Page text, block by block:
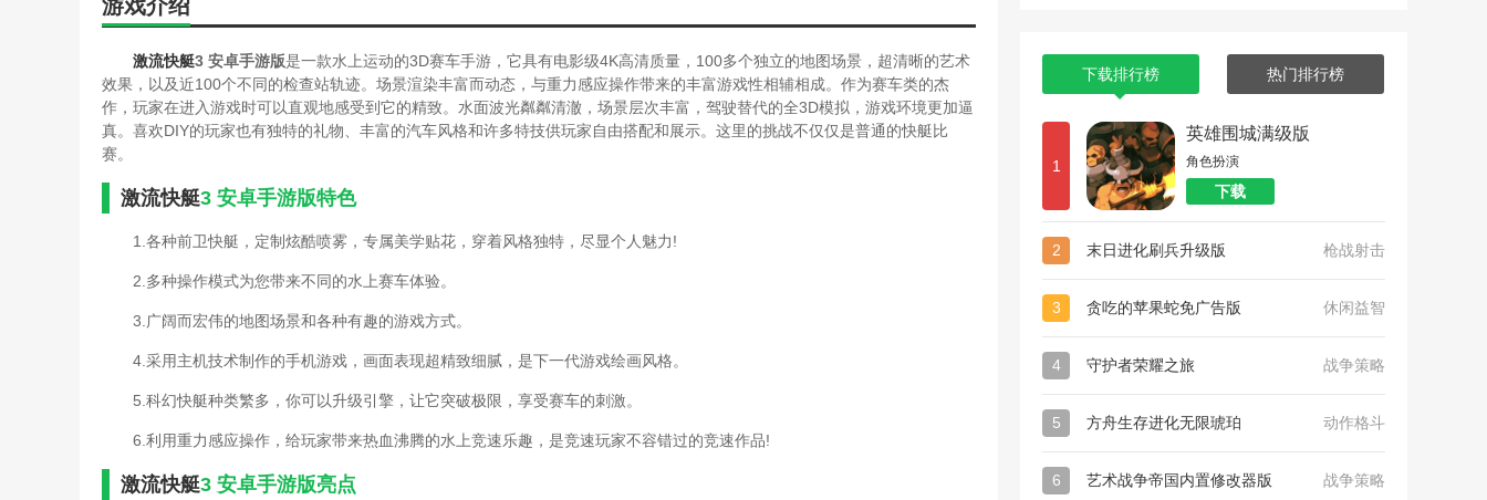
游戏介绍
激流快艇3 安卓手游版是一款水上运动的3D赛车手游，它具有电影级4K高清质量，100多个独立的地图场景，超清晰的艺术
效果，以及近100个不同的检查站轨迹。场景渲染丰富而动态，与重力感应操作带来的丰富游戏性相辅相成。作为赛车类的杰
作，玩家在进入游戏时可以直观地感受到它的精致。水面波光粼粼清澈，场景层次丰富，驾驶替代的全3D模拟，游戏环境更加逼
真。喜欢DIY的玩家也有独特的礼物、丰富的汽车风格和许多特技供玩家自由搭配和展示。这里的挑战不仅仅是普通的快艇比
赛。
激流快艇3 安卓手游版特色
1.各种前卫快艇，定制炫酷喷雾，专属美学贴花，穿着风格独特，尽显个人魅力!
2.多种操作模式为您带来不同的水上赛车体验。
3.广阔而宏伟的地图场景和各种有趣的游戏方式。
4.采用主机技术制作的手机游戏，画面表现超精致细腻，是下一代游戏绘画风格。
5.科幻快艇种类繁多，你可以升级引擎，让它突破极限，享受赛车的刺激。
6.利用重力感应操作，给玩家带来热血沸腾的水上竞速乐趣，是竞速玩家不容错过的竞速作品!
激流快艇3 安卓手游版亮点
下载排行榜 热门排行榜
1
英雄围城满级版
角色扮演
下载
2 末日进化刷兵升级版 枪战射击
3 贪吃的苹果蛇免广告版 休闲益智
4 守护者荣耀之旅 战争策略
5 方舟生存进化无限琥珀 动作格斗
6 艺术战争帝国内置修改器版 战争策略